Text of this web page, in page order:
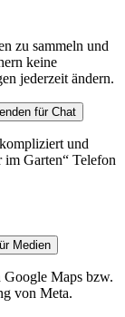
zu sammeln und
keine
jederzeit ändern.
für Chat
und
Garten“ Telefon
Medien
Google Maps bzw.
von Meta.